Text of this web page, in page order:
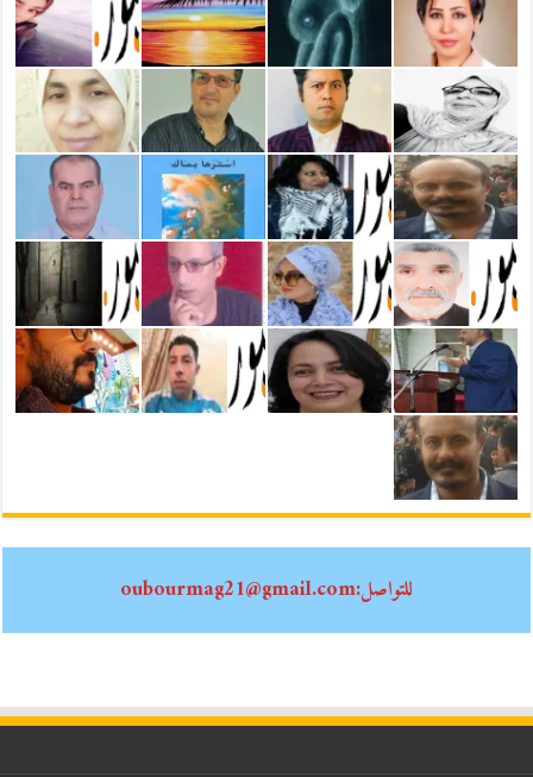
للتواصل:oubourmag21@gmail.com